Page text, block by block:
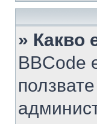
» Какво
BBCode